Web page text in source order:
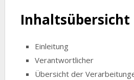
Inhaltsübersicht
Einleitung
Verantwortlicher
Übersicht der